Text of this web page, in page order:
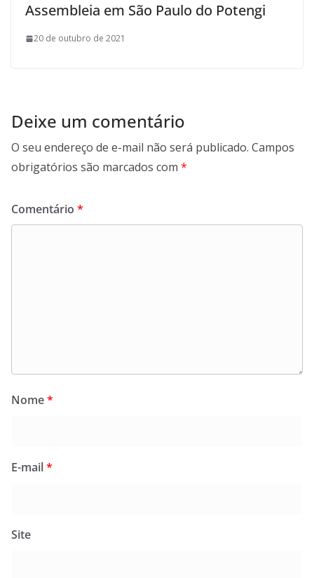
Assembleia em São Paulo do Potengi
20 de outubro de 2021
Deixe um comentário
O seu endereço de e-mail não será publicado. Campos
obrigatórios são marcados com *
Comentário *
Nome*
E-mail*
Site